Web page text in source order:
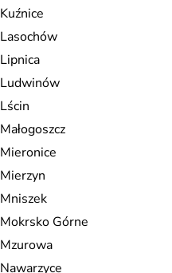
Kuźnice
Lasochów
Lipnica
Ludwinów
Lścin
Małogoszcz
Mieronice
Mierzyn
Mniszek
Mokrsko Górne
Mzurowa
Nawarzyce